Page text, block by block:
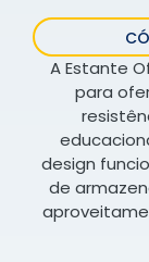
A Estante
para
design
de